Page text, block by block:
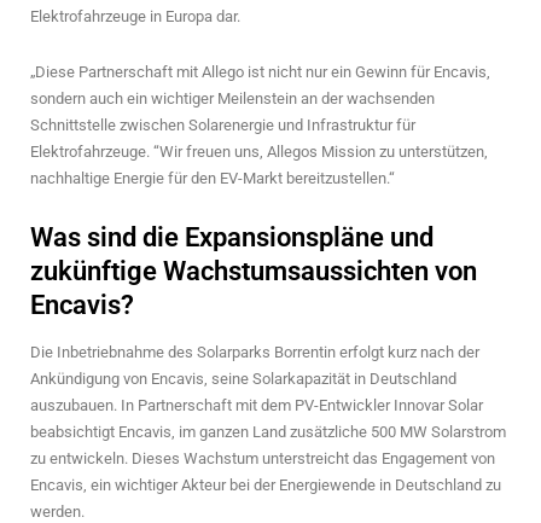
Elektrofahrzeuge in Europa dar.
„Diese Partnerschaft mit Allego ist nicht nur ein Gewinn für Encavis,
sondern auch ein wichtiger Meilenstein an der wachsenden
Schnittstelle zwischen Solarenergie und Infrastruktur für
Elektrofahrzeuge. “Wir freuen uns, Allegos Mission zu unterstützen,
nachhaltige Energie für den EV-Markt bereitzustellen.“
Was sind die Expansionspläne und
zukünftige Wachstumsaussichten von
Encavis?
Die Inbetriebnahme des Solarparks Borrentin erfolgt kurz nach der
Ankündigung von Encavis, seine Solarkapazität in Deutschland
auszubauen. In Partnerschaft mit dem PV-Entwickler Innovar Solar
beabsichtigt Encavis, im ganzen Land zusätzliche 500 MW Solarstrom
zu entwickeln. Dieses Wachstum unterstreicht das Engagement von
Encavis, ein wichtiger Akteur bei der Energiewende in Deutschland zu
werden.